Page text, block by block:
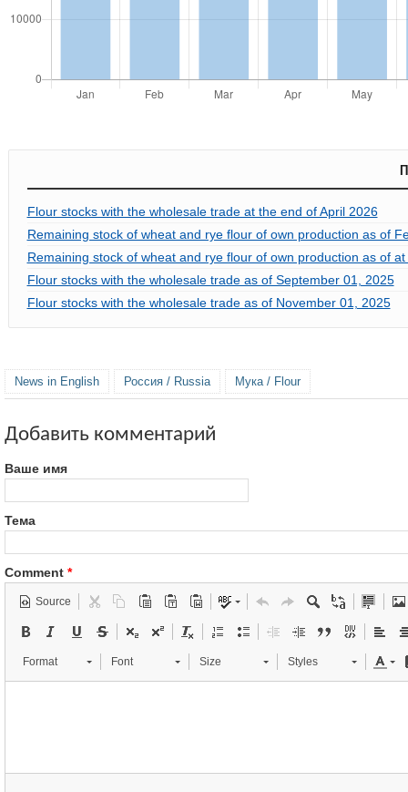
Flour stocks with the wholesale trade at the end of April 2026
Remaining stock of wheat and rye flour of own production as of
Remaining stock of wheat and rye flour of own production as of
Flour stocks with the wholesale trade as of September 01, 2025
Flour stocks with the wholesale trade as of November 01, 2025
News in English Россия / Russia Мука / Flour
Добавить комментарий
Ваше имя
Тема
Comment *
Source
Format Font Size Styles